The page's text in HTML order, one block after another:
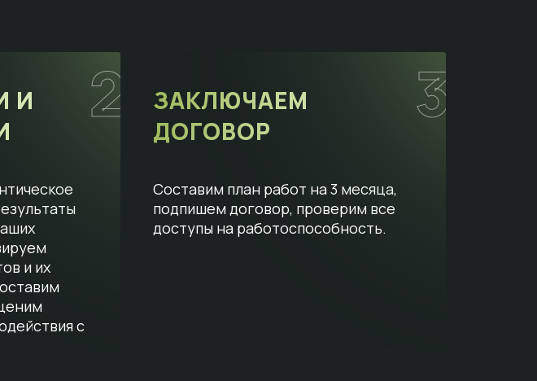
2
И
и их
с
3
ЗАКЛЮЧАЕМ
ДОГОВОР
Составим план работ на 3 месяца,
подпишем договор, проверим все
доступы на работоспособность.